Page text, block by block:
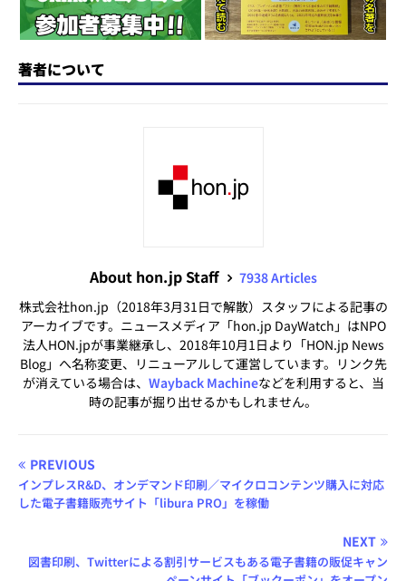
著者について
About hon.jp Staff
7938 Articles
株式会社hon.jp（2018年3月31日で解散）スタッフによる記事の
アーカイブです。ニュースメディア「hon.jp DayWatch」はNPO
法人HON.jpが事業継承し、2018年10月1日より「HON.jp News
Blog」へ名称変更、リニューアルして運営しています。リンク先
が消えている場合は、 Wayback Machineなどを利用すると、当
時の記事が掘り出せるかもしれません。
PREVIOUS
インプレスR&D、オンデマンド印刷／マイクロコンテンツ購入に対応
した電子書籍販売サイト「libura PRO」を稼働
NEXT
図書印刷、Twitterによる割引サービスもある電子書籍の販促キャン